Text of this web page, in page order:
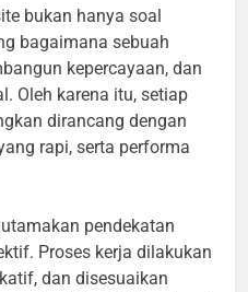
bukan hanya soal
bagaimana sebuah
kepercayaan, dan
Oleh karena itu, setiap
dirancang dengan
rapi, serta performa
pendekatan
Proses kerja dilakukan
dan disesuaikan